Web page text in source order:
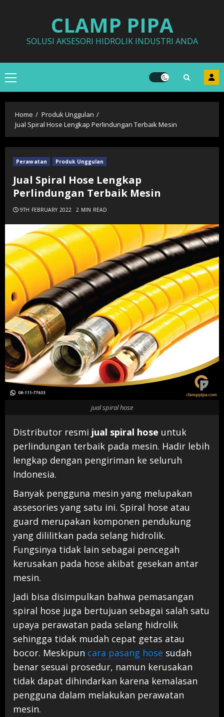
CLAMP PIPA
SOLUSI AKSESORI HIDROLIK INDUSTRI ANDA
Primary
Menu
Home
Produk Unggulan
Jual Spiral Hose Lengkap Perlindungan Terbaik Mesin
Perawatan Produk Unggulan
Jual Spiral Hose Lengkap
Perlindungan Terbaik Mesin
9TH FEBRUARY 2022 2 MIN READ
jual spiral hose
Distributor resmi jual spiral hose untuk
perlindungan terbaik pada mesin. Hadir lebih
lengkap dengan pengiriman ke seluruh
Indonesia.
Banyak pengguna mesin yang melupakan
assesories yang satu ini. Spiral hose atau
guard merupakan komponen pendukung
yang dililitkan pada selang hidrolik.
Fungsinya tidak lain sebagai pencegah
kerusakan pada hose akibat gesekan antar
mesin.
Jadi bisa disimpulkan bahwa pemasangan
spiral hose juga bertujuan sebagai salah satu
upaya perawatan pada selang hidrolik
sehingga tidak mudah cepat getas atau
bocor. Meskipun cara pasang hose sudah
benar sesuai prosedur, namun kerusakan
tidak dapat dihindarkan karena kemalasan
pengguna dalam melakukan perawatan
mesin.